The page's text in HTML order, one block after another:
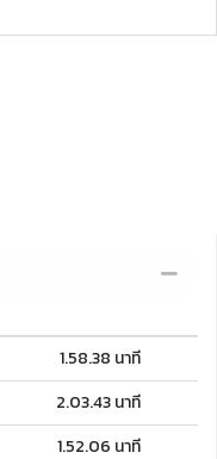
1.58.38 นาที
2.03.43 นาที
1.52.06 นาที